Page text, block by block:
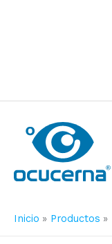
Inicio Productos